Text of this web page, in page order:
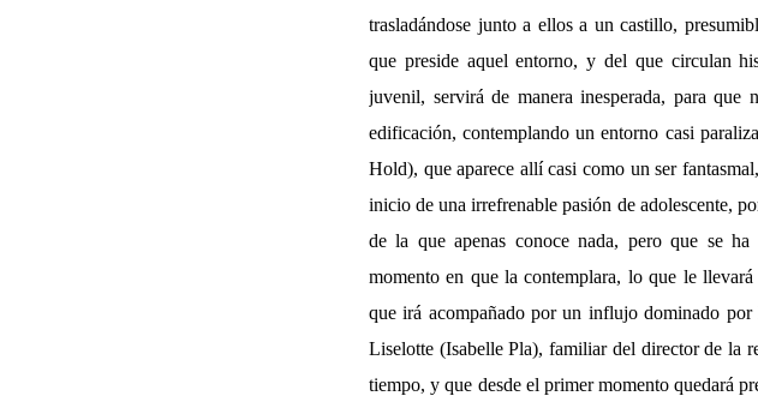
trasladándose junto a ellos a un castillo,
que preside aquel entorno, y del que circulan
juvenil, servirá de manera inesperada, para que
edificación, contemplando un entorno casi
Hold), que aparece allí casi como un ser
inicio de una irrefrenable pasión de adolescente,
de la que apenas conoce nada, pero que se ha
momento en que la contemplara, lo que le
que irá acompañado por un influjo dominado
Liselotte (Isabelle Pla), familiar del director de la
tiempo, y que desde el primer momento quedará